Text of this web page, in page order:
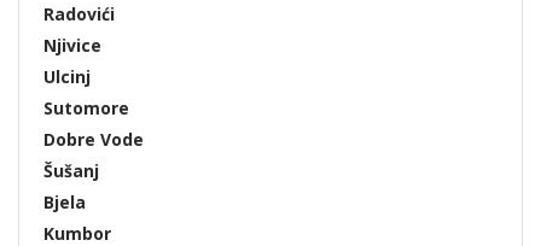
Radovići
Njivice
Ulcinj
Sutomore
Dobre Vode
Šušanj
Bjela
Kumbor